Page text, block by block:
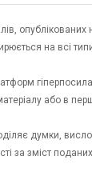
на всі типи
або в
думки,
за зміст